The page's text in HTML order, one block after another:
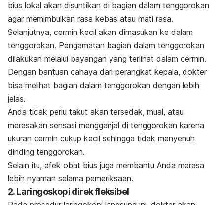
bius lokal akan disuntikan di bagian dalam tenggorokan
agar memimbulkan rasa kebas atau mati rasa.
Selanjutnya, cermin kecil akan dimasukan ke dalam
tenggorokan. Pengamatan bagian dalam tenggorokan
dilakukan melalui bayangan yang terlihat dalam cermin.
Dengan bantuan cahaya dari perangkat kepala, dokter
bisa melihat bagian dalam tenggorokan dengan lebih
jelas.
Anda tidak perlu takut akan tersedak, mual, atau
merasakan sensasi mengganjal di tenggorokan karena
ukuran cermin cukup kecil sehingga tidak menyenuh
dinding tenggorokan.
Selain itu, efek obat bius juga membantu Anda merasa
lebih nyaman selama pemeriksaan.
2. Laringoskopi direk fleksibel